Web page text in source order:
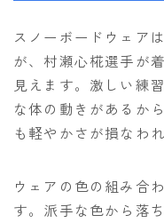
スノーボードウェア
が、村瀬心椛選手が
見えます。激しい練
な体の動きがあるか
も軽やかさが損なわ
ウェアの色の組み合
す。派手な色から落